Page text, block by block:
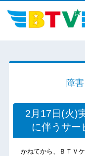
障
2月17日(火)
に伴うサー
かねてから、ＢＴＶ